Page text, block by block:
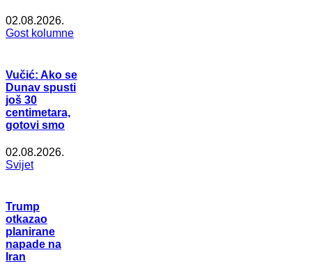
02.08.2026.
Gost kolumne
Vučić: Ako se
Dunav spusti
još 30
centimetara,
gotovi smo
02.08.2026.
Svijet
Trump
otkazao
planirane
napade na
Iran